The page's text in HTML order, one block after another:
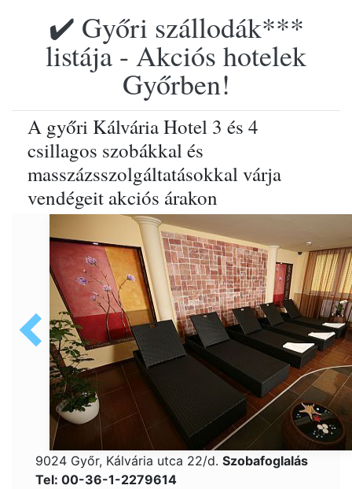
✔️ Győri szállodák***
listája - Akciós hotelek
Győrben!
A győri Kálvária Hotel 3 és 4
csillagos szobákkal és
masszázsszolgáltatásokkal várja
vendégeit akciós árakon
9024 Győr, Kálvária utca 22/d. Szobafoglalás
Tel: 00-36-1-2279614